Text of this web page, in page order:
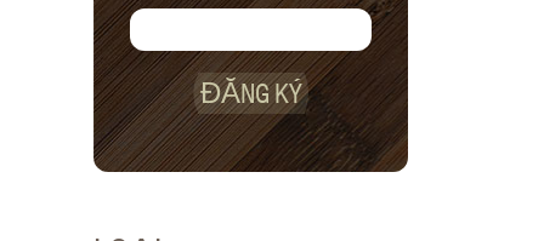
ĐĂNG KÝ